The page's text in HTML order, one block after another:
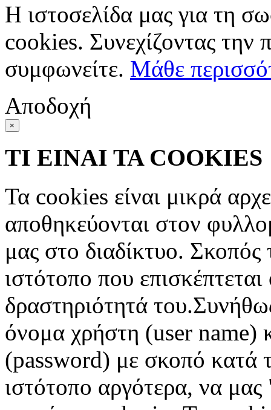
Η ιστοσελίδα μας για τη
cookies. Συνεχίζοντας την
συμφωνείτε. Μάθε
Αποδοχή
×
ΤΙ ΕΙΝΑΙ ΤΑ COOKIES
Τα cookies είναι μικρά
αποθηκεύονται στον
μας στο διαδίκτυο. Σκοπός
ιστότοπο που
δραστηριότητά
όνομα χρήστη (user name)
(password) με σκοπό κατά
ιστότοπο αργότερα, να μας